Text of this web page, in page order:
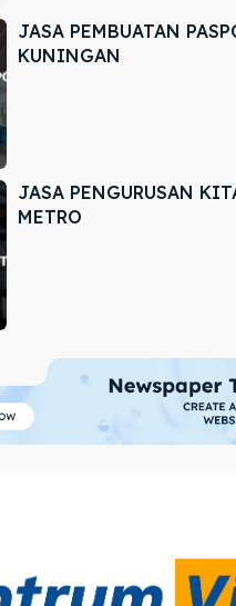
JASA PEMBUATAN
KUNINGAN
JASA PENGURUSAN
METRO